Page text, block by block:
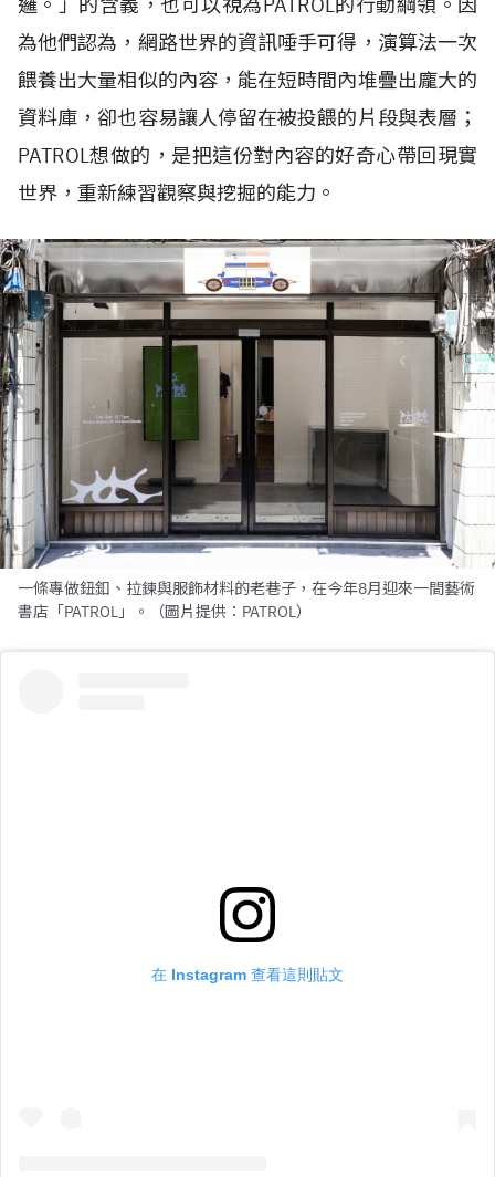
為他們認為，網路世界的資訊唾手可得，演算法一次
餵養出大量相似的內容，能在短時間內堆疊出龐大的
資料庫，卻也容易讓人停留在被投餵的片段與表層；
PATROL想做的，是把這份對內容的好奇心帶回現實
世界，重新練習觀察與挖掘的能力。
一條專做鈕釦、拉鍊與服飾材料的老巷子，在今年8月迎來一間藝術
書店「PATROL」。（圖片提供：PATROL）
在 Instagram 查看這則貼文